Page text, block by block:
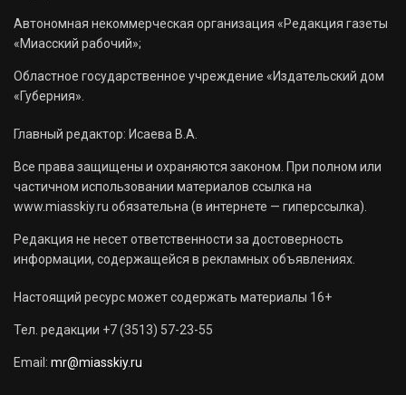
Автономная некоммерческая организация «Редакция газеты
«Миасский рабочий»;
Областное государственное учреждение «Издательский дом
«Губерния».
Главный редактор: Исаева В.А.
Все права защищены и охраняются законом. При полном или
частичном использовании материалов ссылка на
www.miasskiy.ru обязательна (в интернете — гиперссылка).
Редакция не несет ответственности за достоверность
информации, содержащейся в рекламных объявлениях.
Настоящий ресурс может содержать материалы 16+
Тел. редакции +7 (3513) 57-23-55
Email: mr@miasskiy.ru